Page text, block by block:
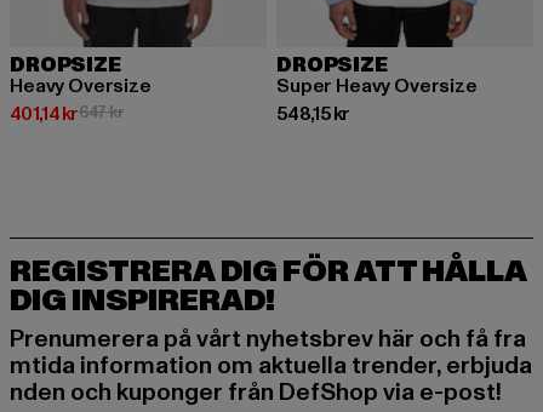
DROPSIZE
Heavy Oversize
401,14 kr
Nuvarande pris: 401,14 kr
647 krKampanjpris: 647 kr
DROPSIZE
Super Heavy Oversize
548,15 kr
Nuvarande pris: 548,15 kr
REGISTRERA DIG FÖR ATT HÅLLA
DIG INSPIRERAD!
Prenumerera på vårt nyhetsbrev här och få fra
mtida information om aktuella trender, erbjuda
nden och kuponger från DefShop via e-post!